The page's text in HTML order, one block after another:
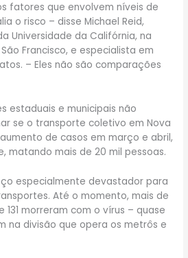
fatores que envolvem níveis de
o risco – disse Michael Reid,
Universidade da Califórnia, na
Francisco, e especialista em
– Eles não são comparações
estaduais e municipais não
se o transporte coletivo em Nova
de casos em março e abril,
matando mais de 20 mil pessoas.
especialmente devastador para
Até o momento, mais de
morreram com o vírus – quase
na divisão que opera os metrôs e